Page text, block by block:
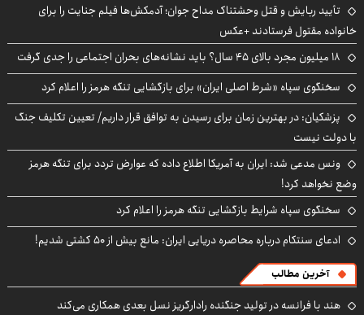
تأیید ربایش و قتل وحشتناک مداح جوان؛ آدمکش‌ها فیلم جنایت را برای
خانواده مقتول فرستادند +عکس
۱۸ میلیون مجرد بالای ۴۵ سال؟ باید نشانه‌های بحران اجتماعی را جدی گرفت
سخنگوی سپاه «شرط اصلی ایران» برای بازگشایی تنگه هرمز را اعلام کرد
پزشکیان‌: در بهترین زمان برای رسیدن به توافق قرار داریم/ تعیین تکلیف جنگ
با دولت نیست
ونس مدعی شد: ایران به آمریکا اطلاع داده که عوارض تردد برای تنگه هرمز
وضع نخواهد کرد!
سخنگوی سپاه شرایط بازگشایی تنگه هرمز را اعلام کرد
ادعای سنتکام درباره محاصره دریایی ایران: مانع بیش از ۵۰ کشتی شدیم!
آخرین مطالب
هند با فرانسه در تولید جنگنده رادارگریز نسل بعدی همکاری می‌کند